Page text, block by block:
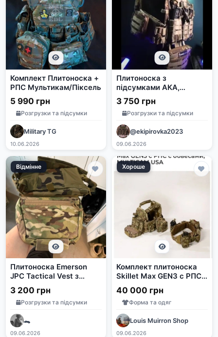
Комплект Плитоноска +
РПС Мультикам/Піксель
5 990 грн
Розгрузки та підсумки
Military TG
10.06.2026
Плитоноска з
підсумками АКА,
органайзером,
напашником та
штурмовою панеллю
3 750 грн
Розгрузки та підсумки
@ekipirovka2023
09.06.2026
Відмінне
Плитоноска Emerson
JPC Tactical Vest з
підсумком M-Tac
3 200 грн
Розгрузки та підсумки
🐊
09.06.2026
Хороше
Комплект плитоноска
Skillet Max GEN3 с РПС
с обвесами, MULTICAM
USA
40 000 грн
Форма та одяг
Louis Muirron Shop
09.06.2026